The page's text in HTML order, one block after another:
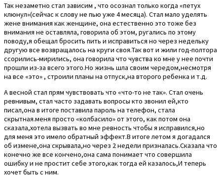
Так незаметно стал зависим , что осознал только когда «петух
клюнул»(сейчас к слову не пью уже 4 месяца). Стал мало уделять
жене внимания как женщине, она естественно это тоже без
внимания не оставляла, говорила об этом, ругались по этому
поводу,я обещал бросить пить и исправиться но через недельку
другую все возвращалось на круги своя.Так вот и жили год-полтора
ссорились-мирились, она говорила что чувства ко мне у нее почти
прошли из-за всего этого.Но жизнь шла своим чередом,несмотря
на все «это» , строили планы на отпуск,на второго ребенка и т.д.
А весной стал прям чувствовать что «что-то не так». Стал очень
ревнивым, стал часто задавать вопросы кто звонил ей,кто
писал,она в итоге поставила пароль на телефон, стала
скрытная.меня просто «колбасило» от этого, как потом она
сказала,хотела вызвать во мне ревность чтобы я исправился,но
для меня это имело обратный эффект.В итоге летом я догадался
об измене,она скрывала,но через 2 недели призналась.Сказала что
конечно же все кончено,она сама понимает что совершила
ошибку и не простит себе этого,как тогда ей казалось,И теперь
хочет быть с ним.